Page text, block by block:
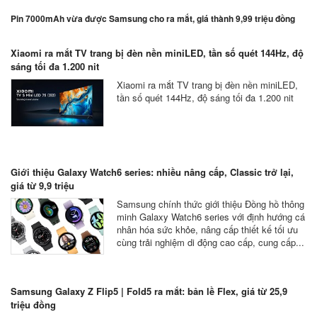
Pin 7000mAh vừa được Samsung cho ra mắt, giá thành 9,99 triệu đồng
Xiaomi ra mắt TV trang bị đèn nền miniLED, tần số quét 144Hz, độ
sáng tối đa 1.200 nit
Xiaomi ra mắt TV trang bị đèn nền miniLED,
tần số quét 144Hz, độ sáng tối đa 1.200 nit
Giới thiệu Galaxy Watch6 series: nhiều nâng cấp, Classic trở lại,
giá từ 9,9 triệu
Samsung chính thức giới thiệu Đồng hồ thông
minh Galaxy Watch6 series với định hướng cá
nhân hóa sức khỏe, nâng cấp thiết kế tối ưu
cùng trải nghiệm di động cao cấp, cung cấp...
Samsung Galaxy Z Flip5 | Fold5 ra mắt: bản lề Flex, giá từ 25,9
triệu đồng